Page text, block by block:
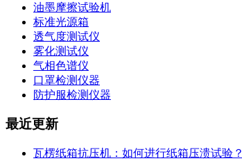
油墨摩擦试验机
标准光源箱
透气度测试仪
雾化测试仪
气相色谱仪
口罩检测仪器
防护服检测仪器
最近更新
瓦楞纸箱抗压机：如何进行纸箱压溃试验？